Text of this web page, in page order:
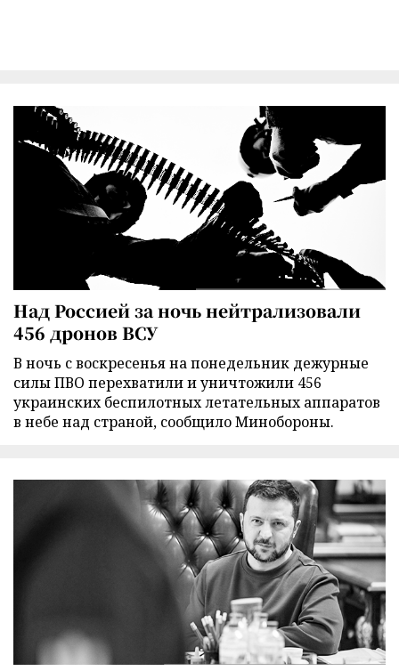
Над Россией за ночь нейтрализовали
456 дронов ВСУ
В ночь с воскресенья на понедельник дежурные
силы ПВО перехватили и уничтожили 456
украинских беспилотных летательных аппаратов
в небе над страной, сообщило Минобороны.